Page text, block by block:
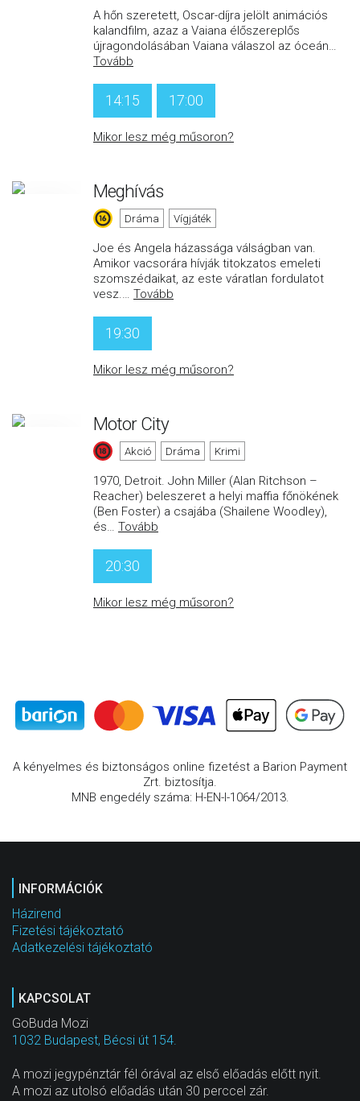
A hőn szeretett, Oscar-díjra jelölt animációs
kalandfilm, azaz a Vaiana élőszereplős
újragondolásában Vaiana válaszol az óceán…
Tovább
14:15 17:00
Mikor lesz még műsoron?
Meghívás
Dráma Vígjáték
Joe és Angela házassága válságban van.
Amikor vacsorára hívják titokzatos emeleti
szomszédaikat, az este váratlan fordulatot
vesz.… Tovább
19:30
Mikor lesz még műsoron?
Motor City
Akció Dráma Krimi
1970, Detroit. John Miller (Alan Ritchson –
Reacher) beleszeret a helyi maffia főnökének
(Ben Foster) a csajába (Shailene Woodley),
és… Tovább
20:30
Mikor lesz még műsoron?
A kényelmes és biztonságos online fizetést a Barion Payment
Zrt. biztosítja.
MNB engedély száma: H-EN-I-1064/2013.
INFORMÁCIÓK
Házirend
Fizetési tájékoztató
Adatkezelési tájékoztató
KAPCSOLAT
GoBuda Mozi
1032 Budapest, Bécsi út 154.
A mozi jegypénztár fél órával az első előadás előtt nyit.
A mozi az utolsó előadás után 30 perccel zár.